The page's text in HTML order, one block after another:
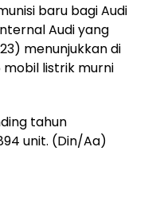
baru bagi Audi
Audi yang
menunjukkan di
mobil listrik murni
tahun
unit. (Din/Aa)